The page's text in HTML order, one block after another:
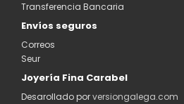
Transferencia Bancaria
Envíos seguros
Correos
Seur
Joyería Fina Carabel
Desarollado porversiongalega.com